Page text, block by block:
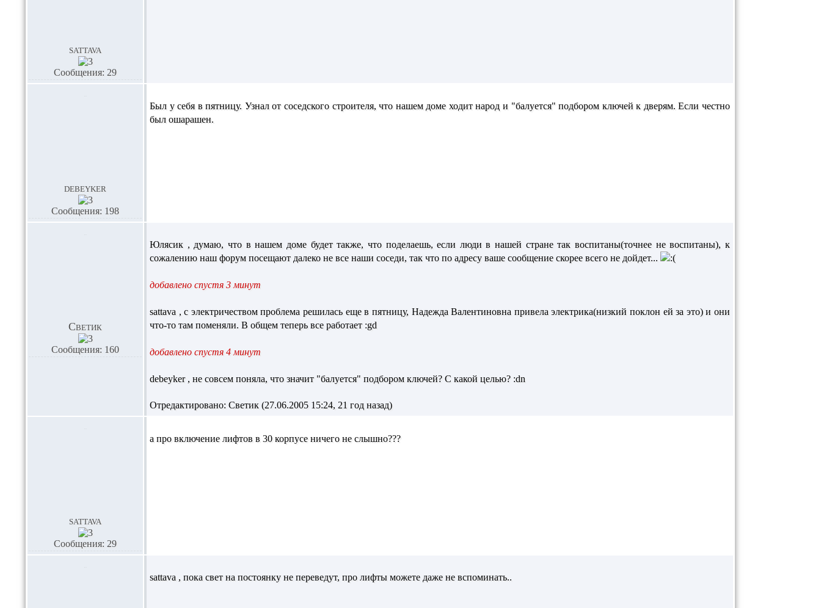
sattava
Сообщения: 29
debeyker
Сообщения: 198
Был у себя в пятницу. Узнал от соседского строителя, что нашем доме ходит народ и "балуется" подбором ключей к дверям. Если честно
был ошарашен.
Светик
Сообщения: 160
Юлясик , думаю, что в нашем доме будет также, что поделаешь, если люди в нашей стране так воспитаны(точнее не воспитаны), к
сожалению наш форум посещают далеко не все наши соседи, так что по адресу ваше сообщение скорее всего не дойдет...
добавлено спустя 3 минут
sattava , с электричеством проблема решилась еще в пятницу, Надежда Валентиновна привела электрика(низкий поклон ей за это) и они
что-то там поменяли. В общем теперь все работает :gd
добавлено спустя 4 минут
debeyker , не совсем поняла, что значит "балуется" подбором ключей? С какой целью? :dn
Отредактировано: Светик (27.06.2005 15:24, 21 год назад)
sattava
Сообщения: 29
а про включение лифтов в 30 корпусе ничего не слышно???
sattava , пока свет на постоянку не переведут, про лифты можете даже не вспоминать..